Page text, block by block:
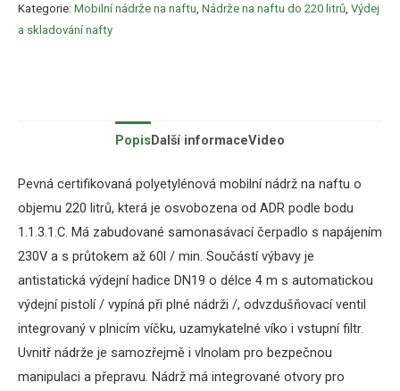
Kategorie: Mobilní nádrže na naftu Nádrže na naftu do 220 litrů Výdej
a skladování nafty
PopisDalší informaceVideo
Pevná certifikovaná polyetylénová mobilní nádrž na naftu o
objemu 220 litrů, která je osvobozena od ADR podle bodu
1.1.3.1.C. Má zabudované samonasávací čerpadlo s napájením
230V a s průtokem až 60l / min. Součástí výbavy je
antistatická výdejní hadice DN19 o délce 4 m s automatickou
výdejní pistolí / vypíná při plné nádrži /, odvzdušňovací ventil
integrovaný v plnicím víčku, uzamykatelné víko i vstupní filtr.
Uvnitř nádrže je samozřejmě i vlnolam pro bezpečnou
manipulaci a přepravu. Nádrž má integrované otvory pro